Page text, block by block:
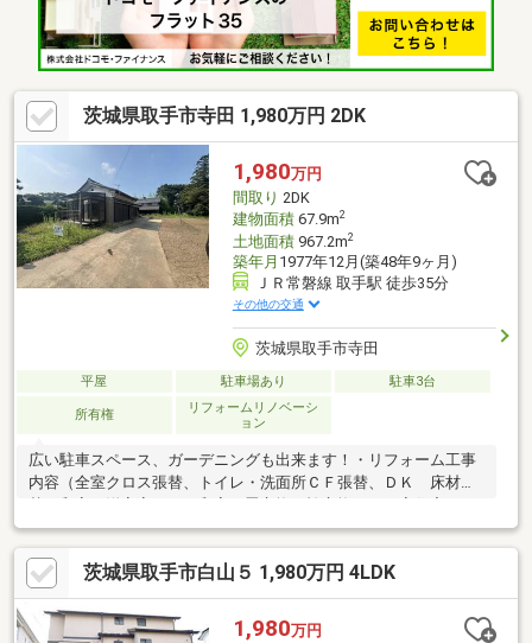
住宅購入サポート（3）諸費用ローン・おまとめローンのご紹介
茨城県取手市寺田 1,980万円 2DK
1,980万円
間取り 2DK
建物面積67.9m2
土地面積967.2m2
築年月 1977年12月(築48年9ヶ月)
ＪＲ常磐線 取手駅 徒歩35分
その他の交通
茨城県取手市寺田
平屋 駐車場あり 駐車3台
所有権
リフォームリノベーシ
ョン
広い駐車スペース、ガーデニングも出来ます！・リフォーム工事
内容（全室クロス張替、トイレ・洗面所ＣＦ張替、ＤＫ 床材張
成25年12月増築・納屋（1階33.12m2 2階33.12m2）あり・本物
件は線引前建物、線引前宅地及び区域指定エリアの為、どなたで
も再建築可能です。・前面道路に都市ガス管の本管あり（現況、
プロパンガス）
茨城県取手市白山５ 1,980万円 4LDK
1,980万円